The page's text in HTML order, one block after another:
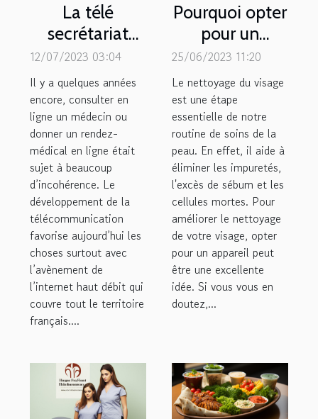
La télé
secrétariat
médical pour
une
Télémédecine
efficace
12/07/2023 03:04
Il y a quelques années
encore, consulter en
ligne un médecin ou
donner un rendez-
médical en ligne était
sujet à beaucoup
d’incohérence. Le
développement de la
télécommunication
favorise aujourd’hui les
choses surtout avec
l’avènement de
l’internet haut débit qui
couvre tout le territoire
français....
Pourquoi opter
pour un
appareil de
nettoyage du
visage ?
25/06/2023 11:20
Le nettoyage du visage
est une étape
essentielle de notre
routine de soins de la
peau. En effet, il aide à
éliminer les impuretés,
l'excès de sébum et les
cellules mortes. Pour
améliorer le nettoyage
de votre visage, opter
pour un appareil peut
être une excellente
idée. Si vous vous en
doutez,...